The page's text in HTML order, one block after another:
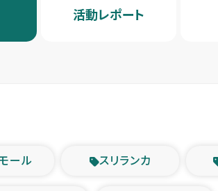
活動レポート
ール スリランカ